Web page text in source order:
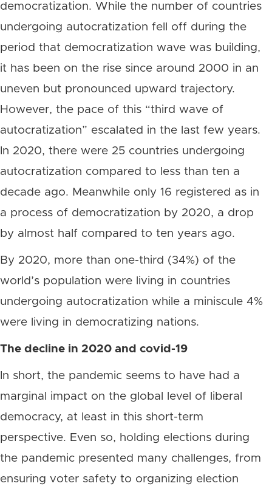
democratization. While the number of countries
undergoing autocratization fell off during the
period that democratization wave was building,
it has been on the rise since around 2000 in an
uneven but pronounced upward trajectory.
However, the pace of this “third wave of
autocratization” escalated in the last few years.
In 2020, there were 25 countries undergoing
autocratization compared to less than ten a
decade ago. Meanwhile only 16 registered as in
a process of democratization by 2020, a drop
by almost half compared to ten years ago.
By 2020, more than one-third (34%) of the
world’s population were living in countries
undergoing autocratization while a miniscule 4%
were living in democratizing nations.
The decline in 2020 and covid-19
In short, the pandemic seems to have had a
marginal impact on the global level of liberal
democracy, at least in this short-term
perspective. Even so, holding elections during
the pandemic presented many challenges, from
ensuring voter safety to organizing election